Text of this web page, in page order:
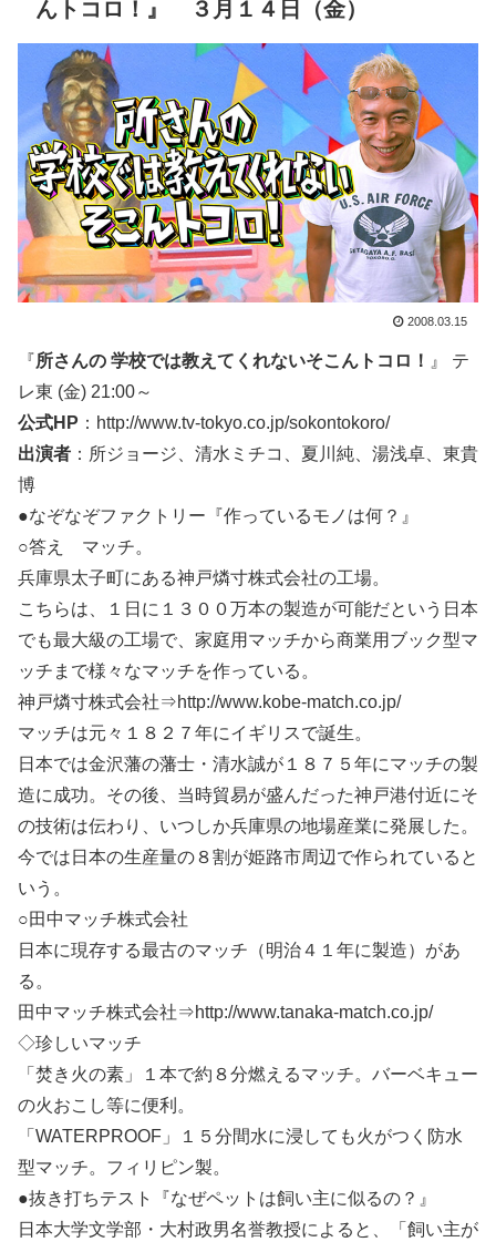
んトコロ！』 ３月１４日（金）
2008.03.15
『所さんの 学校では教えてくれないそこんトコロ！ 』 テ
レ東 (金) 21:00～
公式HP ：http://www.tv-tokyo.co.jp/sokontokoro/
出演者 ：所ジョージ、清水ミチコ、夏川純、湯浅卓、東貴
博
●なぞなぞファクトリー『作っているモノは何？』
○答え マッチ。
兵庫県太子町にある神戸燐寸株式会社の工場。
こちらは、１日に１３００万本の製造が可能だという日本
でも最大級の工場で、家庭用マッチから商業用ブック型マ
ッチまで様々なマッチを作っている。
神戸燐寸株式会社⇒http://www.kobe-match.co.jp/
マッチは元々１８２７年にイギリスで誕生。
日本では金沢藩の藩士・清水誠が１８７５年にマッチの製
造に成功。その後、当時貿易が盛んだった神戸港付近にそ
の技術は伝わり、いつしか兵庫県の地場産業に発展した。
今では日本の生産量の８割が姫路市周辺で作られていると
いう。
○田中マッチ株式会社
日本に現存する最古のマッチ（明治４１年に製造）があ
る。
田中マッチ株式会社⇒http://www.tanaka-match.co.jp/
◇珍しいマッチ
「焚き火の素」１本で約８分燃えるマッチ。バーベキュー
の火おこし等に便利。
「WATERPROOF」１５分間水に浸しても火がつく防水
型マッチ。フィリピン製。
●抜き打ちテスト『なぜペットは飼い主に似るの？』
日本大学文学部・大村政男名誉教授によると、「飼い主が